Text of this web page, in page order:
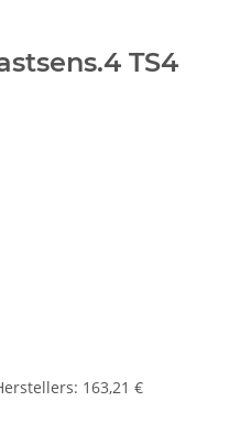
TS4
: 163,21 €